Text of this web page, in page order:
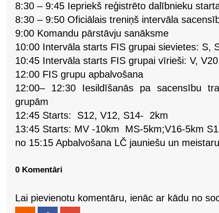
8:30 – 9:45 Iepriekš reģistrēto dalībnieku
8:30 – 9:50 Oficiālais treniņš intervāla
9:00 Komandu pārstāvju sanāksme
10:00 Intervāla starts FIS grupai sievietes: S,
10:45 Intervāla starts FIS grupai vīrieši: V,
12:00 FIS grupu apbalvošana
12:00– 12:30 Iesildīšanās pa sacensību
grupām
12:45 Starts: S12, V12, S14- 2km
13:45 Starts: MV -10km MS-5km;V16-5km
no 15:15 Apbalvošana LČ jauniešu un
0 Komentāri
Lai pievienotu komentāru, ienāc ar kādu no